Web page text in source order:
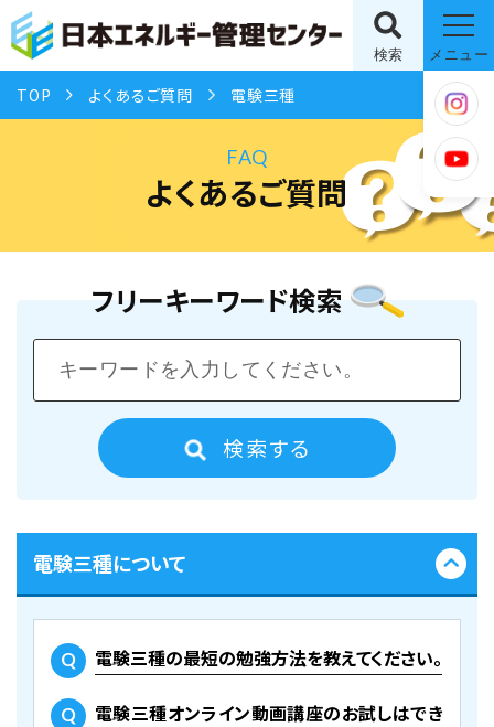
検索 メニュー
TOP よくあるご質問 電験三種
FAQ
よくあるご質問
フリーキーワード検索
検索する
電験三種について
電験三種の最短の勉強方法を教えてください。
電験三種オンライン動画講座のお試しはでき